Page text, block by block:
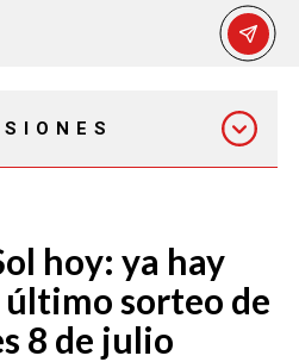
12:30 PM
7:00 PM
hoy: ya hay
sorteo de
8 de julio